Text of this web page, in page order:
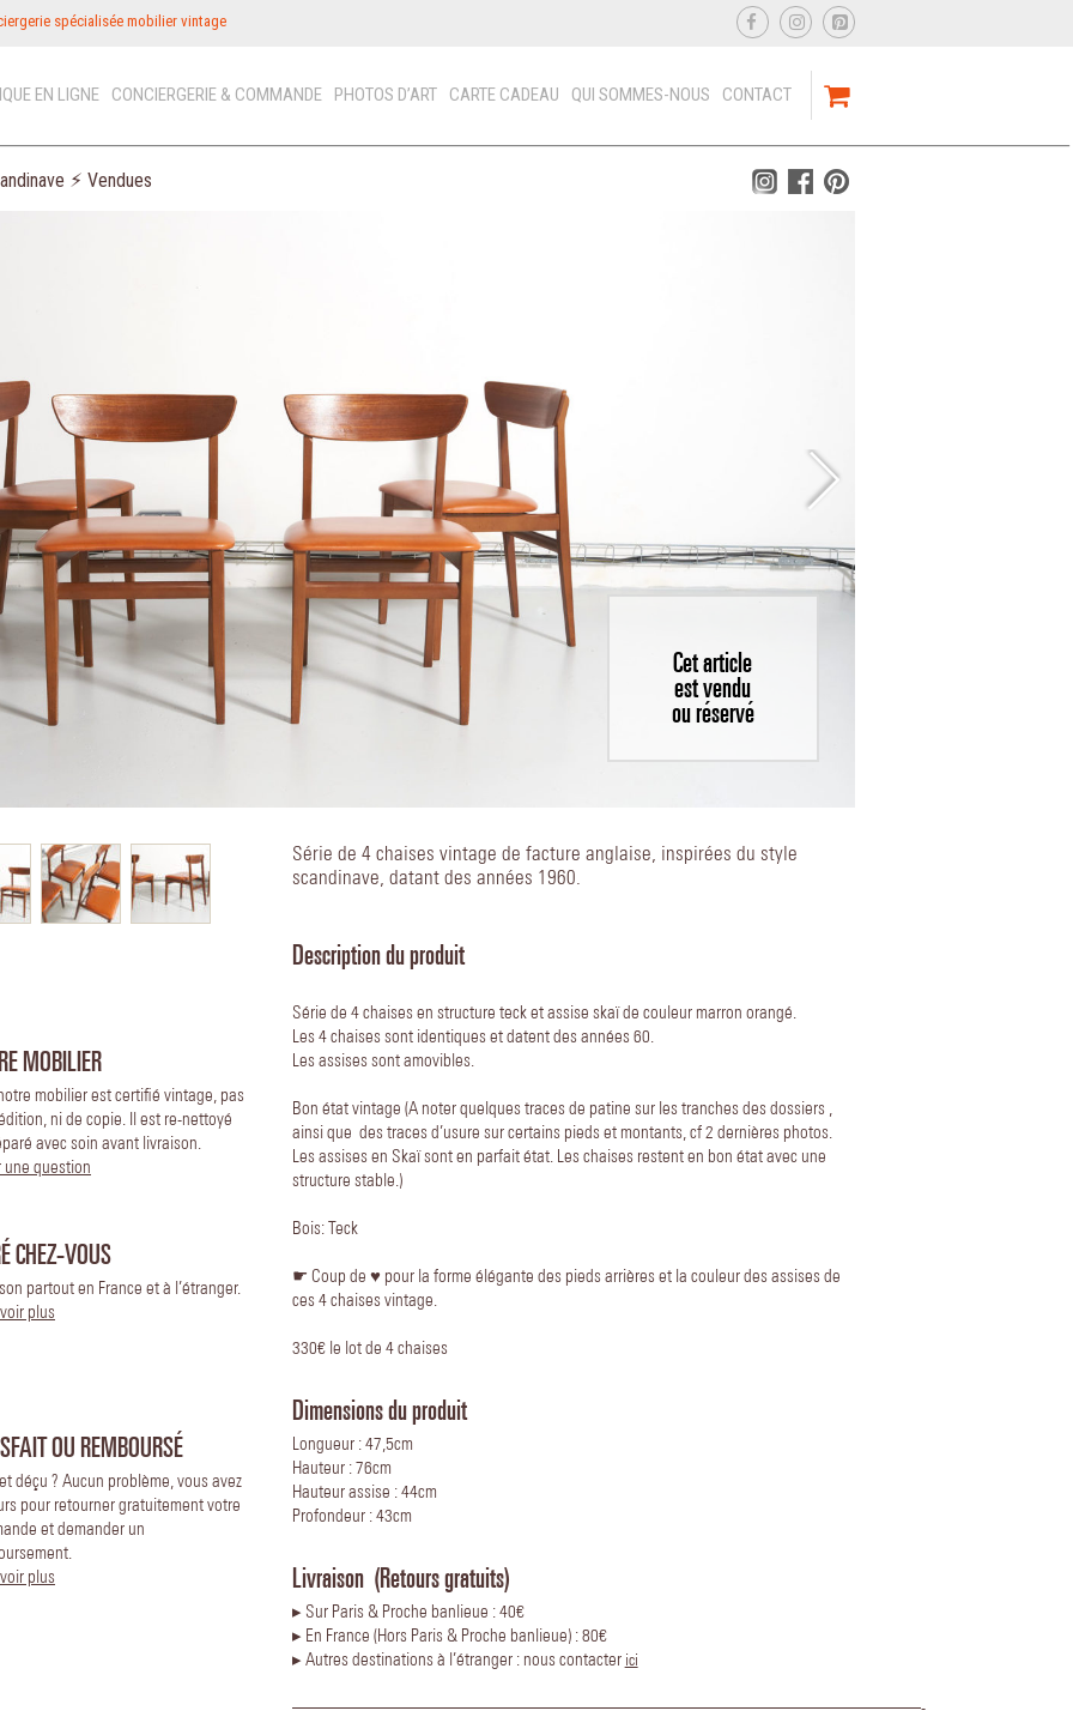
spécialisée mobilier vintage
EN LIGNE CONCIERGERIE & COMMANDE PHOTOS D’ART CARTE CADEAU QUI SOMMES-NOUS CONTACT
⚡︎ Vendues
Cet article
est vendu
ou réservé
MOBILIER
mobilier est certifié vintage, pas
ni de copie. Il est re-nettoyé
avec soin avant livraison.
une question
CHEZ-VOUS
partout en France et à l’étranger.
plus
OU REMBOURSÉ
déçu ? Aucun problème, vous avez
pour retourner gratuitement votre
et demander un
plus
Série de 4 chaises vintage de facture anglaise, inspirées du style
scandinave, datant des années 1960.
Description du produit
Série de 4 chaises en structure teck et assise skaï de couleur marron orangé.
Les 4 chaises sont identiques et datent des années 60.
Les assises sont amovibles.
Bon état vintage (A noter quelques traces de patine sur les tranches des dossiers ,
ainsi que des traces d’usure sur certains pieds et montants, cf 2 dernières photos.
Les assises en Skaï sont en parfait état. Les chaises restent en bon état avec une
structure stable.)
Bois: Teck
☛ Coup de ♥️ pour la forme élégante des pieds arrières et la couleur des assises de
ces 4 chaises vintage.
330€ le lot de 4 chaises
Dimensions du produit
Longueur : 47,5cm
Hauteur : 76cm
Hauteur assise : 44cm
Profondeur : 43cm
Livraison (Retours gratuits)
▸ Sur Paris & Proche banlieue : 40€
▸ En France (Hors Paris & Proche banlieue) : 80€
▸ Autres destinations à l’étranger : nous contacter ici
———————————————————————————————————-